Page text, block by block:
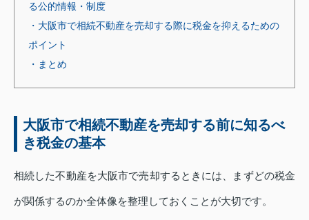
る公的情報・制度
・大阪市で相続不動産を売却する際に税金を抑えるための
ポイント
・まとめ
大阪市で相続不動産を売却する前に知るべ
き税金の基本
相続した不動産を大阪市で売却するときには、まずどの税金
が関係するのか全体像を整理しておくことが大切です。